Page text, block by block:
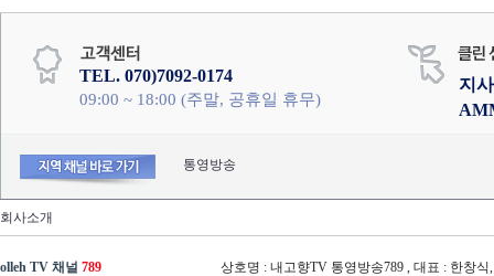
TEL. 070)7092-0174
09:00 ~ 18:00 (주말, 공휴일 휴무)
지
통영방송
회사소개
olleh TV 채널 789
상호명 : 내고향TV 통영방송789 , 대표 : 한창식